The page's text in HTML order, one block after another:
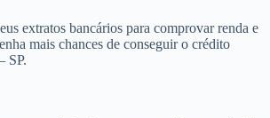
extratos bancários para comprovar renda e
mais chances de conseguir o crédito
SP.